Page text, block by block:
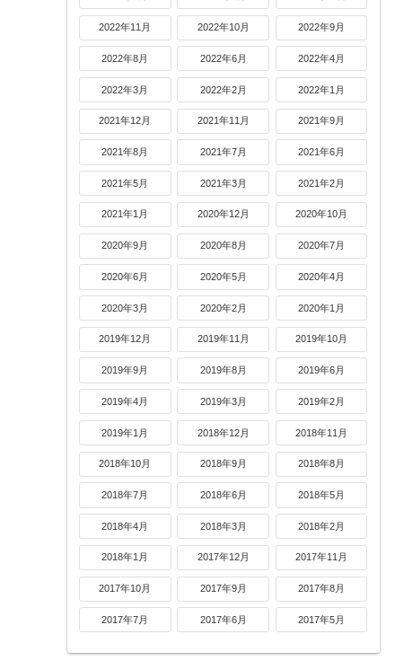
2022年11月 2022年10月 2022年9月
2022年8月 2022年6月 2022年4月
2022年3月 2022年2月 2022年1月
2021年12月 2021年11月 2021年9月
2021年8月 2021年7月 2021年6月
2021年5月 2021年3月 2021年2月
2021年1月 2020年12月 2020年10月
2020年9月 2020年8月 2020年7月
2020年6月 2020年5月 2020年4月
2020年3月 2020年2月 2020年1月
2019年12月 2019年11月 2019年10月
2019年9月 2019年8月 2019年6月
2019年4月 2019年3月 2019年2月
2019年1月 2018年12月 2018年11月
2018年10月 2018年9月 2018年8月
2018年7月 2018年6月 2018年5月
2018年4月 2018年3月 2018年2月
2018年1月 2017年12月 2017年11月
2017年10月 2017年9月 2017年8月
2017年7月 2017年6月 2017年5月